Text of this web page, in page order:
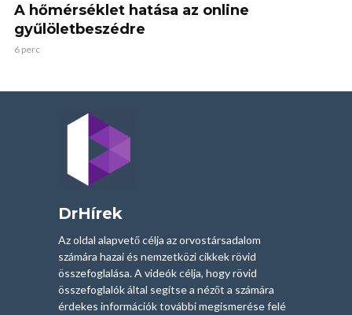
A hőmérséklet hatása az online
gyűlöletbeszédre
6 perc
DrHírek
Az oldal alapvető célja az orvostársadalom
számára hazai és nemzetközi cikkek rövid
összefoglalása. A videók célja, hogy rövid
összefoglalók által segítse a nézőt a számára
érdekes információk további megismerése felé